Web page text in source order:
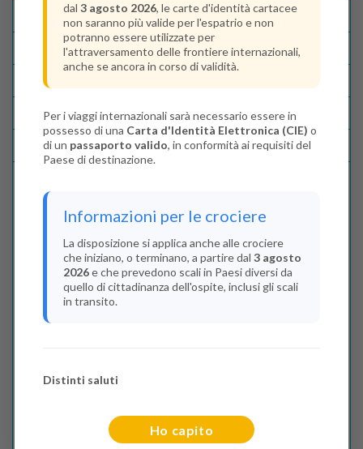
Descrizione E Itinerario
Disponibilità
Recensioni
Lascia La Tua Recensione
Indica il numero dei passeggeri
Junior(Da 13 a 17 anni)
0
(Da 0 a 2 anni)
dal 3 agosto 2026, le carte d'identità cartacee
non saranno più valide per l'espatrio e non
potranno essere utilizzate per
l'attraversamento delle frontiere internazionali,
anche se ancora in corso di validità.
Per i viaggi internazionali sarà necessario essere in
possesso di una Carta d'Identità Elettronica (CIE) o
di un passaporto valido, in conformità ai requisiti del
Paese di destinazione.
Informazioni per le crociere
La disposizione si applica anche alle crociere
che iniziano, o terminano, a partire dal 3 agosto
2026e che prevedono scali in Paesi diversi da
quello di cittadinanza dell'ospite, inclusi gli scali
in transito.
Distinti saluti
Ho capito